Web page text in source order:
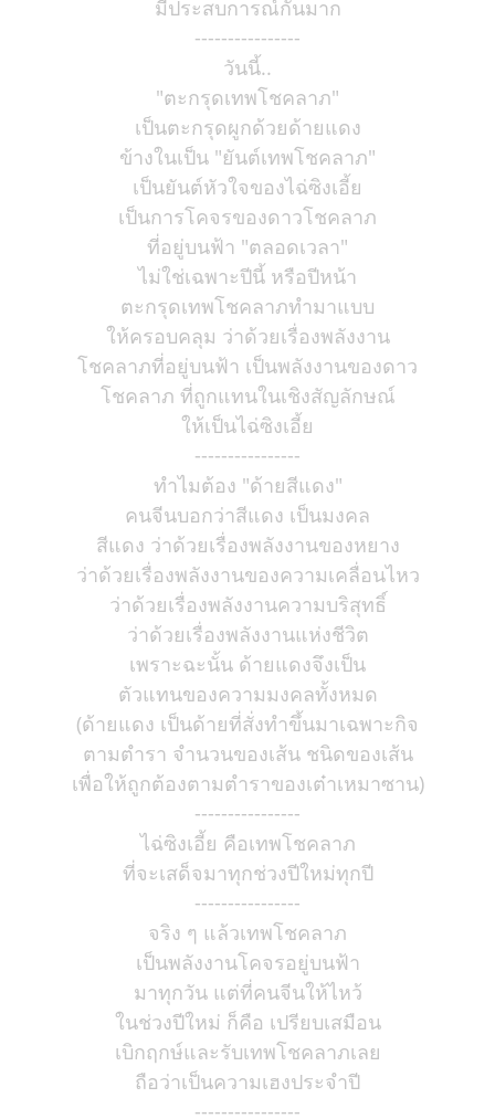
มีประสบการณ์กันมาก
----------------
วันนี้..
"ตะกรุดเทพโชคลาภ"
เป็นตะกรุดผูกด้วยด้ายแดง
ข้างในเป็น "ยันต์เทพโชคลาภ"
เป็นยันต์หัวใจของไฉ่ซิงเอี้ย
เป็นการโคจรของดาวโชคลาภ
ที่อยู่บนฟ้า "ตลอดเวลา"
ไม่ใช่เฉพาะปีนี้ หรือปีหน้า
ตะกรุดเทพโชคลาภทำมาแบบ
ให้ครอบคลุม ว่าด้วยเรื่องพลังงาน
โชคลาภที่อยู่บนฟ้า เป็นพลังงานของดาว
โชคลาภ ที่ถูกแทนในเชิงสัญลักษณ์
ให้เป็นไฉ่ซิงเอี้ย
----------------
ทำไมต้อง "ด้ายสีแดง"
คนจีนบอกว่าสีแดง เป็นมงคล
สีแดง ว่าด้วยเรื่องพลังงานของหยาง
ว่าด้วยเรื่องพลังงานของความเคลื่อนไหว
ว่าด้วยเรื่องพลังงานความบริสุทธิ์
ว่าด้วยเรื่องพลังงานแห่งชีวิต
เพราะฉะนั้น ด้ายแดงจึงเป็น
ตัวแทนของความมงคลทั้งหมด
(ด้ายแดง เป็นด้ายที่สั่งทำขึ้นมาเฉพาะกิจ
ตามตำรา จำนวนของเส้น ชนิดของเส้น
เพื่อให้ถูกต้องตามตำราของเต๋าเหมาซาน)
----------------
ไฉ่ซิงเอี้ย คือเทพโชคลาภ
ที่จะเสด็จมาทุกช่วงปีใหม่ทุกปี
----------------
จริง ๆ แล้วเทพโชคลาภ
เป็นพลังงานโคจรอยู่บนฟ้า
มาทุกวัน แต่ที่คนจีนให้ไหว้
ในช่วงปีใหม่ ก็คือ เปรียบเสมือน
เบิกฤกษ์และรับเทพโชคลาภเลย
ถือว่าเป็นความเฮงประจำปี
----------------